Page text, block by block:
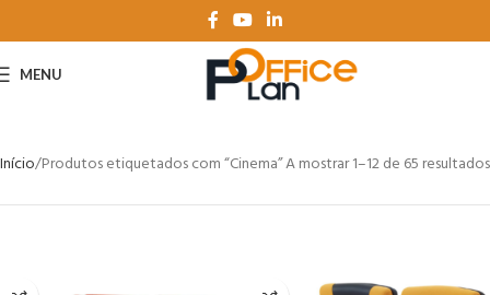
MENU
Início Produtos etiquetados com “Cinema”A mostrar 1–12 de 65 resultados